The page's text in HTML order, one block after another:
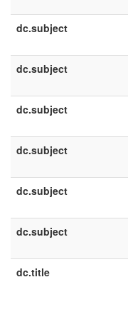
dc.subject
dc.subject
dc.subject
dc.subject
dc.subject
dc.subject
dc.title